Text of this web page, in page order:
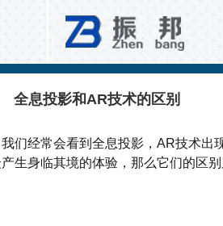
全息投影和AR技术的区别
们经常会看到全息投影，AR技术出
生身临其境的体验，那么它们的区